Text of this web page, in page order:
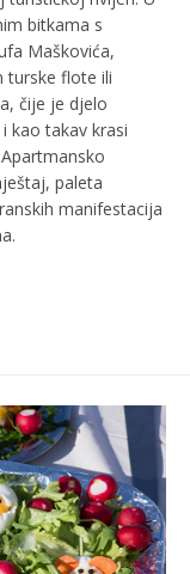
bitkama s
Maškovića,
turske flote ili
čije je djelo
kao takav krasi
paleta
manifestacija